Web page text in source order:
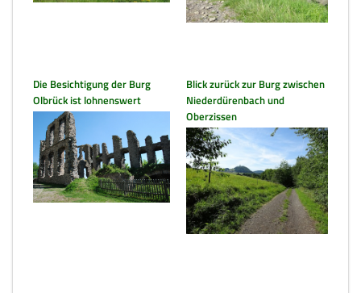
Die Besichtigung der Burg
Olbrück ist lohnenswert
Blick zurück zur Burg zwischen
Niederdürenbach und
Oberzissen